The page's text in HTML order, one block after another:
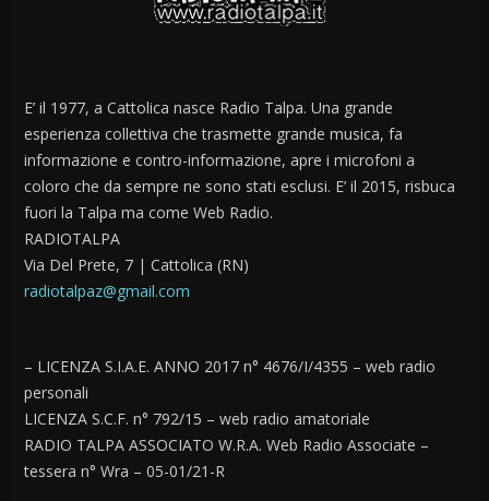
E’ il 1977, a Cattolica nasce Radio Talpa. Una grande
esperienza collettiva che trasmette grande musica, fa
informazione e contro-informazione, apre i microfoni a
coloro che da sempre ne sono stati esclusi. E’ il 2015, risbuca
fuori la Talpa ma come Web Radio.
RADIOTALPA
Via Del Prete, 7 | Cattolica (RN)
radiotalpaz@gmail.com
– LICENZA S.I.A.E. ANNO 2017 n° 4676/I/4355 – web radio
personali
LICENZA S.C.F. n° 792/15 – web radio amatoriale
RADIO TALPA ASSOCIATO W.R.A. Web Radio Associate –
tessera n° Wra – 05-01/21-R